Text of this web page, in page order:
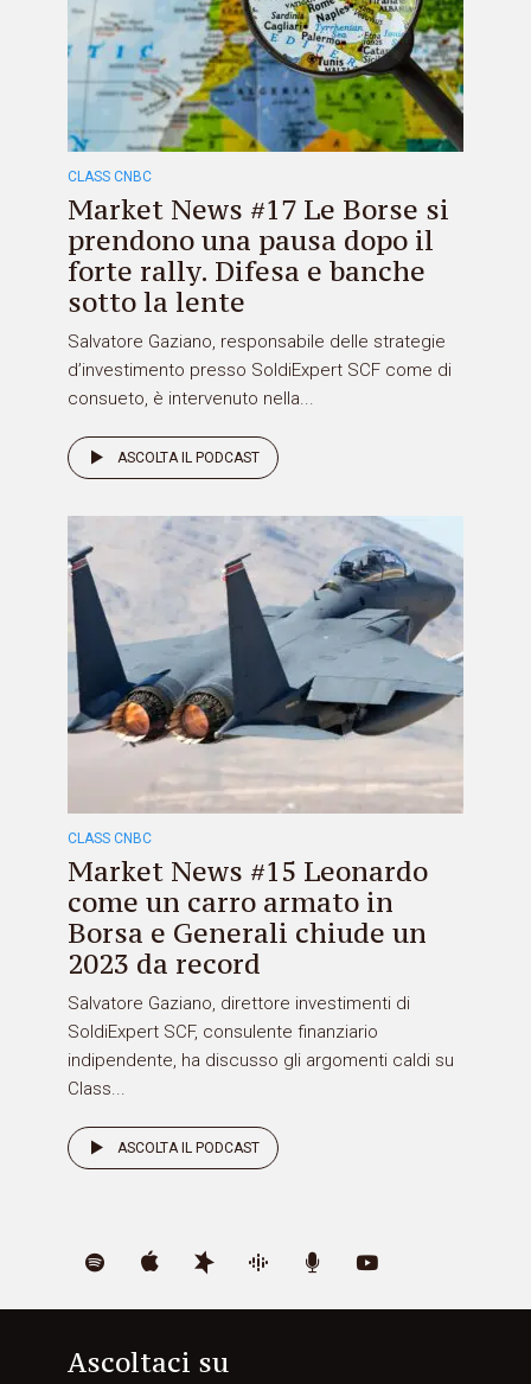
CLASS CNBC
Market News #17 Le Borse si
prendono una pausa dopo il
forte rally. Difesa e banche
sotto la lente
Salvatore Gaziano, responsabile delle strategie
d’investimento presso SoldiExpert SCF come di
consueto, è intervenuto nella...
ASCOLTA IL PODCAST
CLASS CNBC
Market News #15 Leonardo
come un carro armato in
Borsa e Generali chiude un
2023 da record
Salvatore Gaziano, direttore investimenti di
SoldiExpert SCF, consulente finanziario
indipendente, ha discusso gli argomenti caldi su
Class...
ASCOLTA IL PODCAST
Ascoltaci su